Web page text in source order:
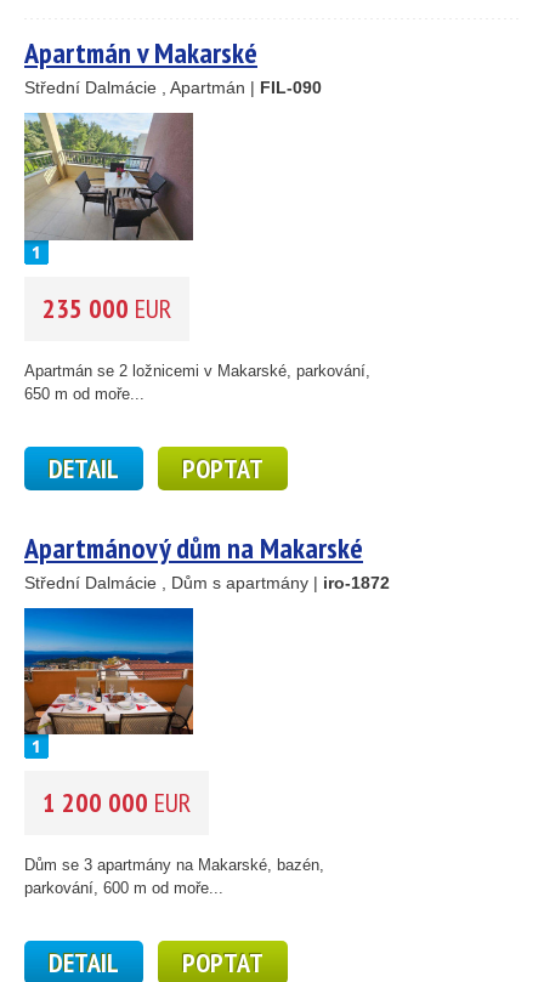
23
24
41
14
Apartmán v Makarské
Střední Dalmácie , Apartmán | FIL-090
235 000 EUR
Apartmán se 2 ložnicemi v Makarské, parkování,
650 m od moře...
DETAIL POPTAT
Apartmánový dům na Makarské
Střední Dalmácie , Dům s apartmány | iro-1872
1 200 000 EUR
Dům se 3 apartmány na Makarské, bazén,
parkování, 600 m od moře...
DETAIL POPTAT